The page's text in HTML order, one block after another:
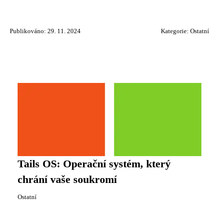
Publikováno: 29. 11. 2024 Kategorie: Ostatní
Tails OS: Operační systém, který
chrání vaše soukromí
Ostatní